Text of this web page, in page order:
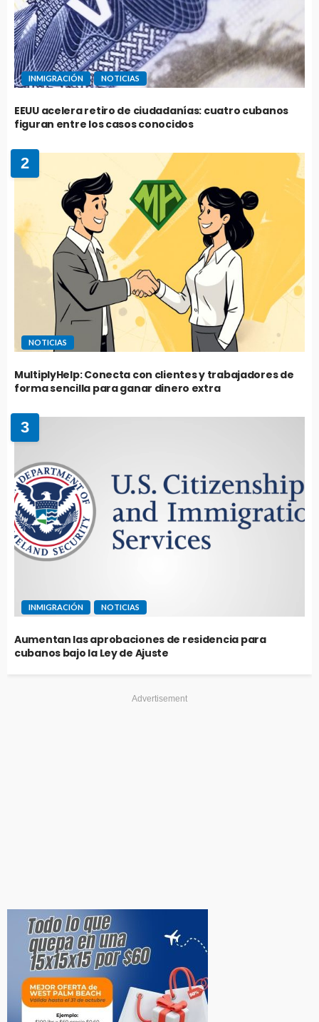
INMIGRACIÓN NOTICIAS
EEUU acelera retiro de ciudadanías: cuatro cubanos
figuran entre los casos conocidos
2
NOTICIAS
MultiplyHelp: Conecta con clientes y trabajadores de
forma sencilla para ganar dinero extra
3
INMIGRACIÓN NOTICIAS
Aumentan las aprobaciones de residencia para
cubanos bajo la Ley de Ajuste
Advertisement